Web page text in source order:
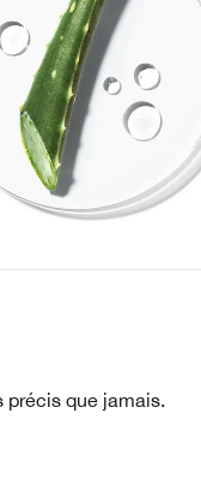
précis que jamais.